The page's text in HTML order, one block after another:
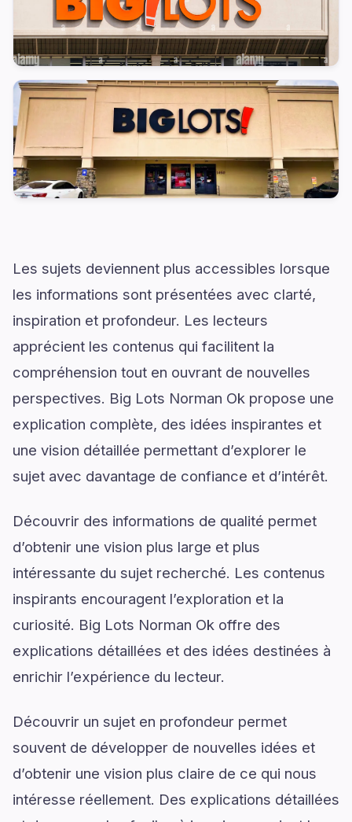
Les sujets deviennent plus accessibles lorsque
les informations sont présentées avec clarté,
inspiration et profondeur. Les lecteurs
apprécient les contenus qui facilitent la
compréhension tout en ouvrant de nouvelles
perspectives. Big Lots Norman Ok propose une
explication complète, des idées inspirantes et
une vision détaillée permettant d’explorer le
sujet avec davantage de confiance et d’intérêt.
Découvrir des informations de qualité permet
d’obtenir une vision plus large et plus
intéressante du sujet recherché. Les contenus
inspirants encouragent l’exploration et la
curiosité. Big Lots Norman Ok offre des
explications détaillées et des idées destinées à
enrichir l’expérience du lecteur.
Découvrir un sujet en profondeur permet
souvent de développer de nouvelles idées et
d’obtenir une vision plus claire de ce qui nous
intéresse réellement. Des explications détaillées